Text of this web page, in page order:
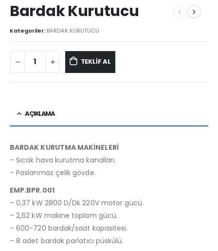
Bardak Kurutucu
Kategoriler: BARDAK KURUTUCU
TEKLİF AL
AÇIKLAMA
BARDAK KURUTMA MAKİNELERİ
– Sıcak hava kurutma kanalları.
– Paslanmaz çelik gövde.
EMP.BPR.001
– 0,37 kW 2800 D/Dk 220V motor gücü.
– 2,62 kW makine toplam gücü.
– 600-720 bardak/saat kapasitesi.
– 8 adet bardak parlatıcı püskülü.